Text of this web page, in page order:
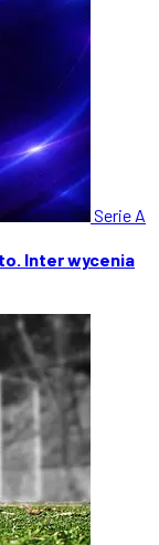
Serie A
Inter wycenia